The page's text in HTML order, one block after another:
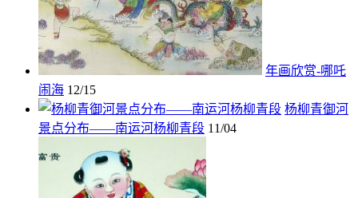
年画欣赏-哪吒
闹海 12/15
杨柳青御河
景点分布——南运河杨柳青段 11/04